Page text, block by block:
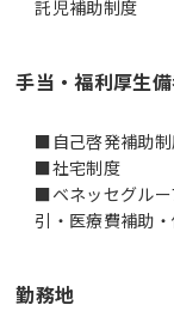
託児補助制度
手当・福利厚生
■自己啓発補助制
■社宅制度
■ベネッセグルー
引・医療費補助
勤務地